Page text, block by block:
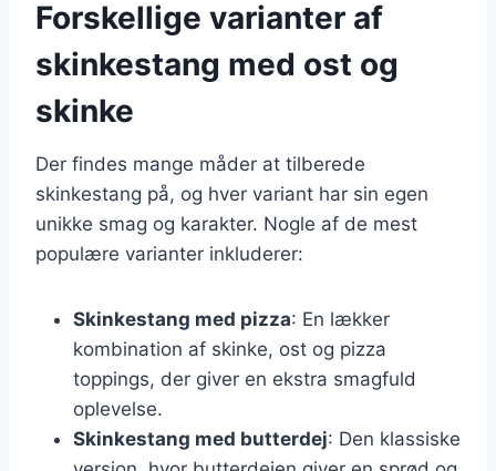
Forskellige varianter af
skinkestang med ost og
skinke
Der findes mange måder at tilberede
skinkestang på, og hver variant har sin egen
unikke smag og karakter. Nogle af de mest
populære varianter inkluderer:
Skinkestang med pizza: En lækker
kombination af skinke, ost og pizza
toppings, der giver en ekstra smagfuld
oplevelse.
Skinkestang med butterdej: Den klassiske